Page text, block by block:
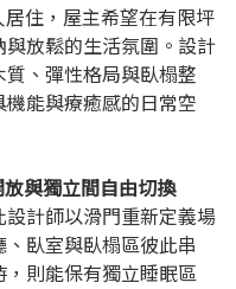
住，屋主希望在有限坪
放鬆的生活氛圍。設計
、彈性格局與臥榻整
能與療癒感的日常空
與獨立間自由切換
計師以滑門重新定義場
臥室與臥榻區彼此串
則能保有獨立睡眠區